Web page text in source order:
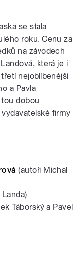
se stala
roku. Cenu za
na závodech
která je i
nejoblíbenější
a Pavla
dobou
firmy
(autoři Michal
Táborský a Pavel